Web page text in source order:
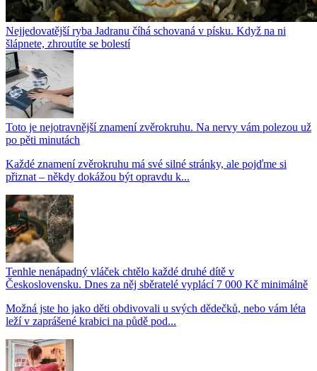
Nejjedovatější ryba Jadranu číhá schovaná v písku. Když na ni
šlápnete, zhroutíte se bolestí
Toto je nejotravnější znamení zvěrokruhu. Na nervy vám polezou už
po pěti minutách
Každé znamení zvěrokruhu má své silné stránky, ale pojďme si
přiznat – někdy dokážou být opravdu k...
Tenhle nenápadný vláček chtělo každé druhé dítě v
Československu. Dnes za něj sběratelé vyplácí 7 000 Kč minimálně
Možná jste ho jako děti obdivovali u svých dědečků, nebo vám léta
leží v zaprášené krabici na půdě pod...